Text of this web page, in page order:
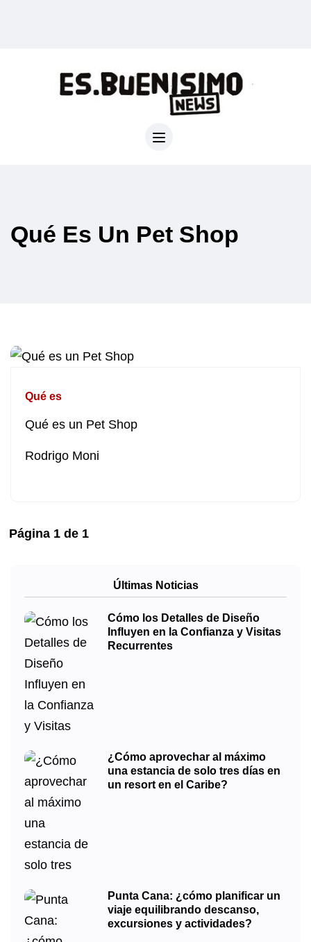
Qué Es Un Pet Shop
Qué es
Qué es un Pet Shop
Rodrigo Moni
Página 1 de 1
Últimas Noticias
Cómo los Detalles de Diseño
Influyen en la Confianza y Visitas
Recurrentes
¿Cómo aprovechar al máximo
una estancia de solo tres días en
un resort en el Caribe?
Punta Cana: ¿cómo planificar un
viaje equilibrando descanso,
excursiones y actividades?